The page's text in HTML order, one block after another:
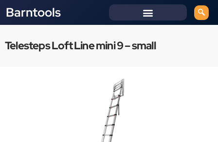
Barntools
Telesteps Loft Line mini 9 – small